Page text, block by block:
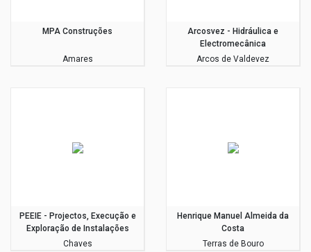
MPA Construções
Amares
Arcosvez - Hidráulica e
Electromecânica
Arcos de Valdevez
PEEIE - Projectos, Execução e
Exploração de Instalações
Eléctricas
Chaves
Henrique Manuel Almeida da
Costa
Terras de Bouro